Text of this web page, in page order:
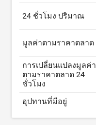
24 ชั่วโมง ปริมาณ
มูลค่าตามราคาตลาด
การเปลี่ยนแปลงมูลค่า
ตามราคาตลาด 24
ชั่วโมง
อุปทานที่มีอยู่